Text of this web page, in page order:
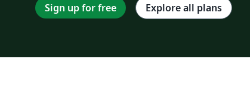
Sign up for free Explore all plans